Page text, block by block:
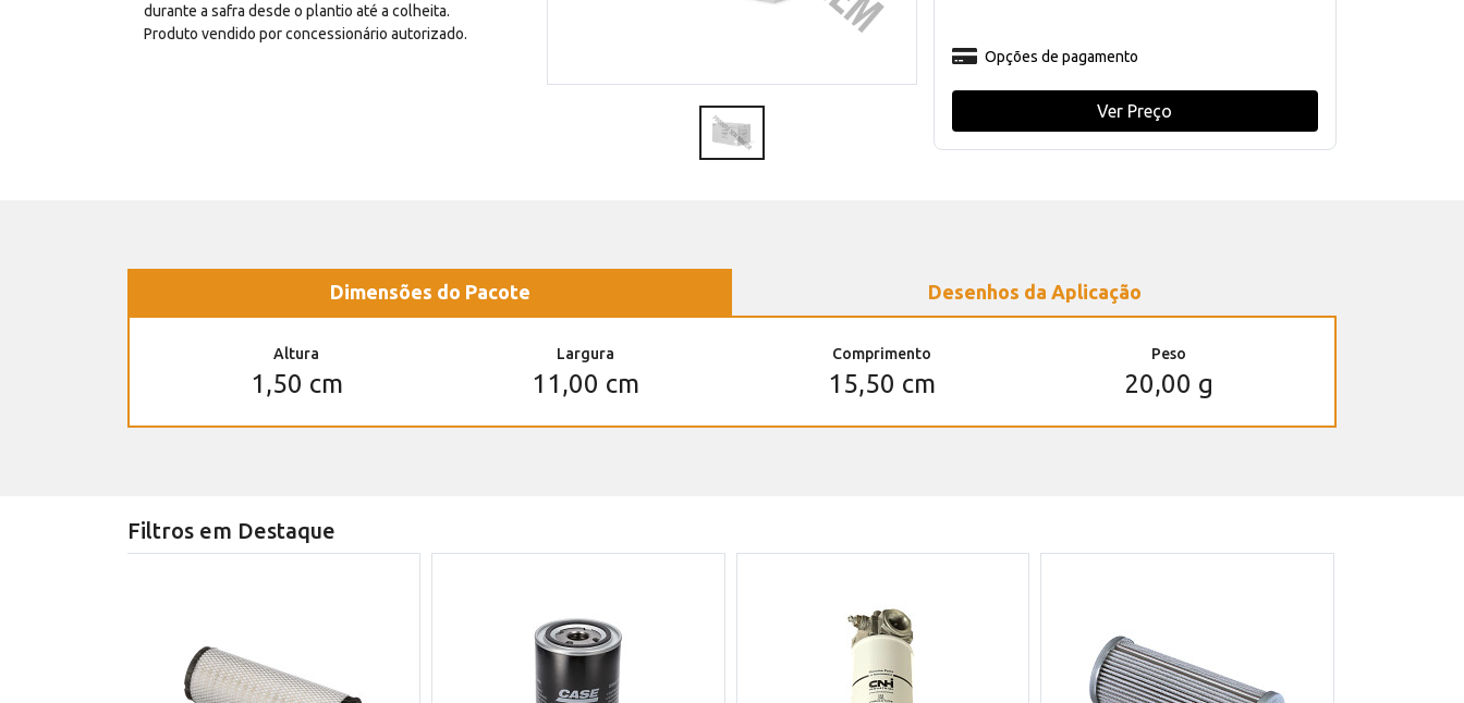
durante a safra desde o plantio até a colheita.
Produto vendido por concessionário autorizado.
Opções de pagamento
Ver Preço
Dimensões do Pacote Desenhos da Aplicação
Altura
1,50 cm
Largura
11,00 cm
Comprimento
15,50 cm
Peso
20,00 g
Filtros em Destaque